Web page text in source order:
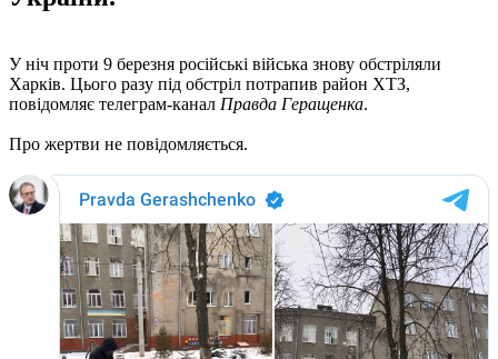
У ніч проти 9 березня російські війська знову обстріляли
Харків. Цього разу під обстріл потрапив район ХТЗ,
повідомляє телеграм-канал Правда Геращенка.
Про жертви не повідомляється.